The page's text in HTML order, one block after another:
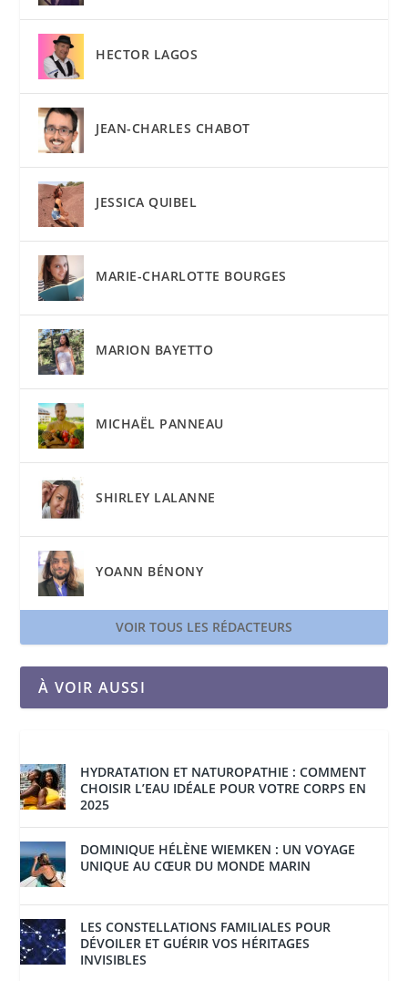
HECTOR LAGOS
JEAN-CHARLES CHABOT
JESSICA QUIBEL
MARIE-CHARLOTTE BOURGES
MARION BAYETTO
MICHAËL PANNEAU
SHIRLEY LALANNE
YOANN BÉNONY
VOIR TOUS LES RÉDACTEURS
À VOIR AUSSI
HYDRATATION ET NATUROPATHIE : COMMENT
CHOISIR L’EAU IDÉALE POUR VOTRE CORPS EN
2025
DOMINIQUE HÉLÈNE WIEMKEN : UN VOYAGE
UNIQUE AU CŒUR DU MONDE MARIN
LES CONSTELLATIONS FAMILIALES POUR
DÉVOILER ET GUÉRIR VOS HÉRITAGES
INVISIBLES